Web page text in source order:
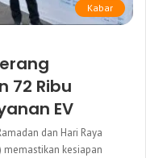
Kabar
72 Ribu
EV
dan Hari Raya
memastikan kesiapan